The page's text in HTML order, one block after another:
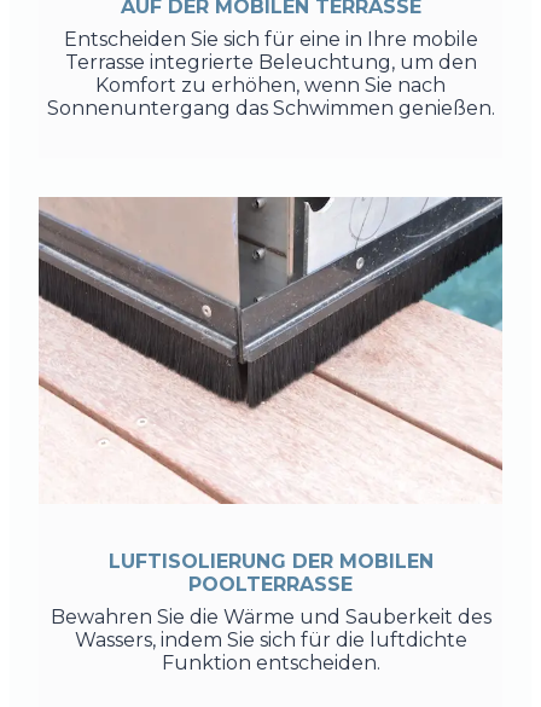
AUF DER MOBILEN TERRASSE
Entscheiden Sie sich für eine in Ihre mobile
Terrasse integrierte Beleuchtung, um den
Komfort zu erhöhen, wenn Sie nach
Sonnenuntergang das Schwimmen genießen.
LUFTISOLIERUNG DER MOBILEN
POOLTERRASSE
Bewahren Sie die Wärme und Sauberkeit des
Wassers, indem Sie sich für die luftdichte
Funktion entscheiden.